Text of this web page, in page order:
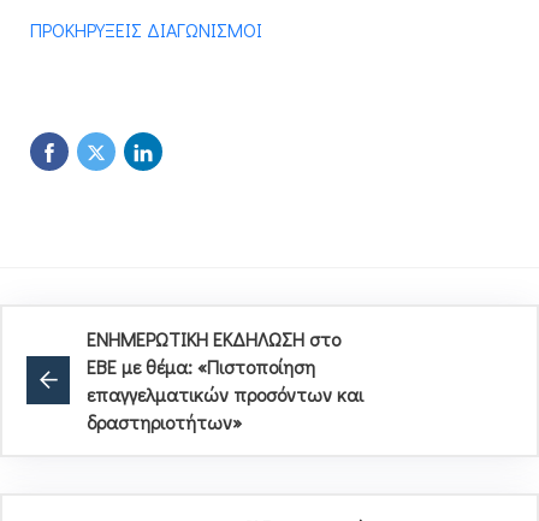
ΠΡΟΚΗΡΥΞΕΙΣ ΔΙΑΓΩΝΙΣΜΟΙ
ΕΝΗΜΕΡΩΤΙΚΗ ΕΚΔΗΛΩΣΗ στο
ΕΒΕ με θέμα: «Πιστοποίηση
επαγγελματικών προσόντων και
δραστηριοτήτων»